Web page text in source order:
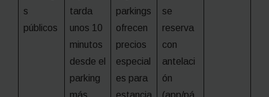
s
públicos
tarda
unos 10
minutos
desde el
parking
más
parkings
ofrecen
precios
especial
es para
estancia
se
reserva
con
antelaci
ón
(app/pá